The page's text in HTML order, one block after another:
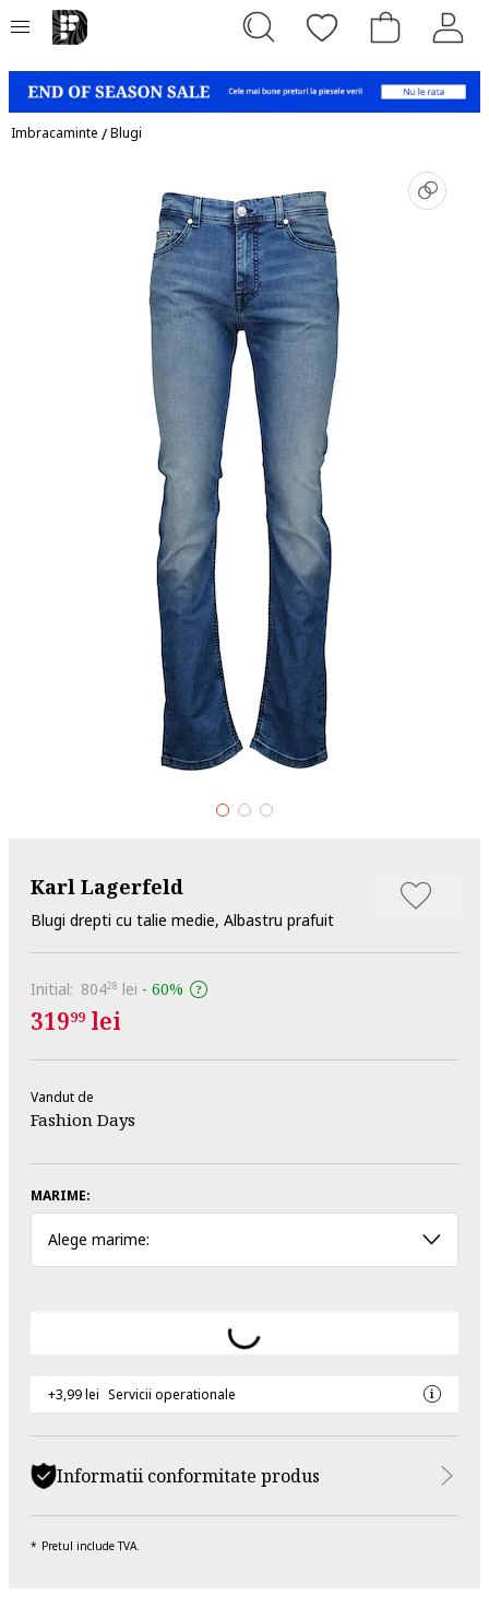
Imbracaminte /Blugi
Karl Lagerfeld
Blugi drepti cu talie medie, Albastru prafuit
Initial: 80428 lei - 60%
31999 lei
Vandut de
Fashion Days
MARIME:
Alege marime:
+3,99 lei Servicii operationale
Informatii conformitate produs
Pretul include TVA.